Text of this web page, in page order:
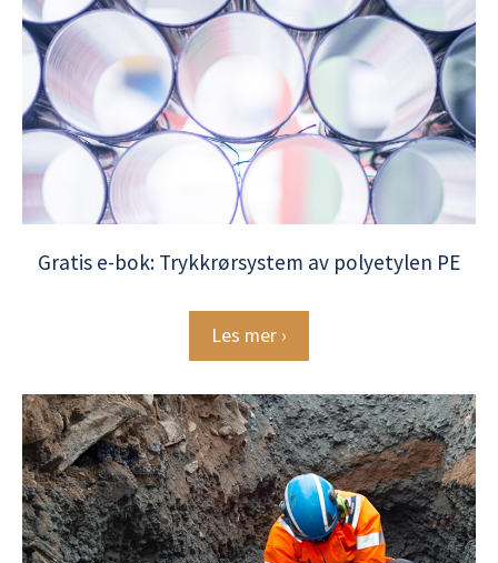
Gratis e-bok: Trykkrørsystem av polyetylen PE
Les mer ›